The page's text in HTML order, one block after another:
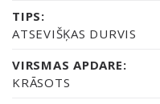
TIPS:
ATSEVIŠĶAS DURVIS
VIRSMAS APDARE:
KRĀSOTS